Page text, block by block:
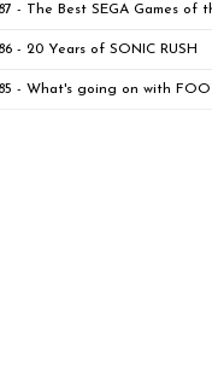
- The Best SEGA Games of
- 20 Years of SONIC RUSH
- What's going on with